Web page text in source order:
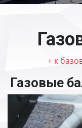
+ к
Газовые